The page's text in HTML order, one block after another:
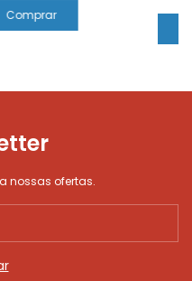
Comprar
nossas ofertas.